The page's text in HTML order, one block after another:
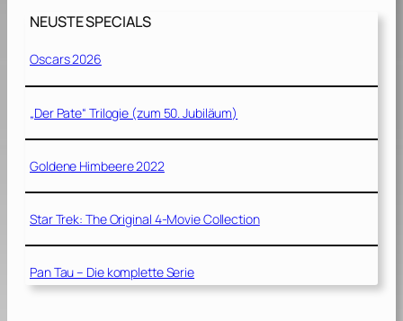
NEUSTE SPECIALS
Oscars 2026
„Der Pate“ Trilogie (zum 50. Jubiläum)
Goldene Himbeere 2022
Star Trek: The Original 4-Movie Collection
Pan Tau – Die komplette Serie